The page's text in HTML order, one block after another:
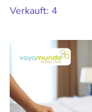
Verkauft: 4